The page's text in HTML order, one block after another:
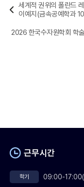
세계적 권위의 폴란드
이예지(금속공예학과
2026 한국수자원학회 학
근무시간
학기 09:00-17:00(